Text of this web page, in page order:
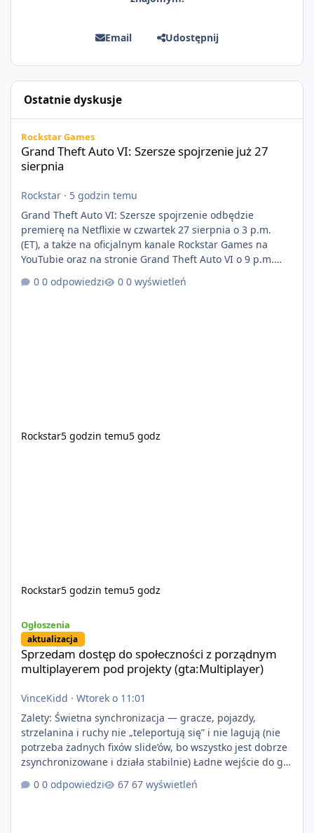
Email Udostępnij
Ostatnie dyskusje
Rockstar Games
Grand Theft Auto VI: Szersze spojrzenie już 27
sierpnia
Rockstar · 5 godzin temu
Grand Theft Auto VI: Szersze spojrzenie odbędzie
premierę na Netflixie w czwartek 27 sierpnia o 3 p.m.
(ET), a także na oficjalnym kanale Rockstar Games na
YouTubie oraz na stronie Grand Theft Auto VI o 9 p.m.
Auto VI będzie dostępne 19 listopada na PlayStation 5
0 odpowiedzi 0 wyświetleń
Rockstar5 godzin temu5 godz
Rockstar5 godzin temu5 godz
Ogłoszenia
aktualizacja
Sprzedam dostęp do społeczności z porządnym
multiplayerem pod projekty (gta:Multiplayer)
VinceKidd · Wtorek o 11:01
Zalety: Świetna synchronizacja — gracze, pojazdy,
strzelanina i ruchy nie „teleportują się” i nie lagują (nie
potrzeba żadnych fixów slide’ów, bo wszystko jest dobrze
zsynchronizowane i działa stabilnie) Ładne wejście do gry
+ solidny antycheat na poziomie multiplayera Wygodne
pisanie własnych modów i skryptów (wsparcie C# / JS /
0 odpowiedzi 67 wyświetleń